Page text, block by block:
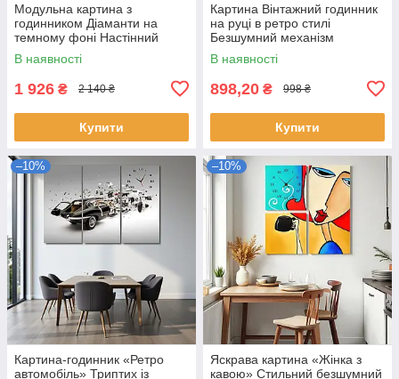
Модульна картина з
годинником Діаманти на
темному фоні Настінний
безшумний годинник Декор
для інтер'єру 100х60 з 2х
В наявності
1 926 ₴ 2 140 ₴
Купити
Картина Вінтажний годинник
на руці в ретро стилі
Безшумний механізм
60х40см
В наявності
898,20 ₴ 998 ₴
Купити
–10%
Картина-годинник «Ретро
автомобіль» Триптих із
–10%
Яскрава картина «Жінка з
кавою» Стильний безшумний